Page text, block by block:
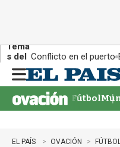
Tema
s del
día:
Conflicto en el puerto
n
u
Fútbol
EL PAÍS OVACIÓN